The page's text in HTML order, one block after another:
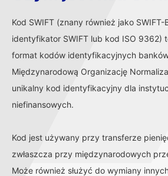
Kod SWIFT (znany również jako SWIFT-
identyfikator SWIFT lub kod ISO 9362)
format kodów identyfikacyjnych
Międzynarodową Organizację
unikalny kod identyfikacyjny dla
niefinansowych.
Kod jest używany przy transferze
zwłaszcza przy międzynarodowych
Może również służyć do wymiany